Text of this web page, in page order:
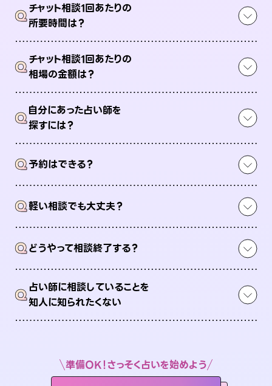
Qチャット相談1回あたりの
所要時間は？
Qチャット相談1回あたりの
相場の金額は？
Q自分にあった占い師を
探すには？
Q予約はできる？
Q軽い相談でも大丈夫？
Qどうやって相談終了する？
Q占い師に相談していることを
知人に知られたくない
準備OK！さっそく占いを始めよう